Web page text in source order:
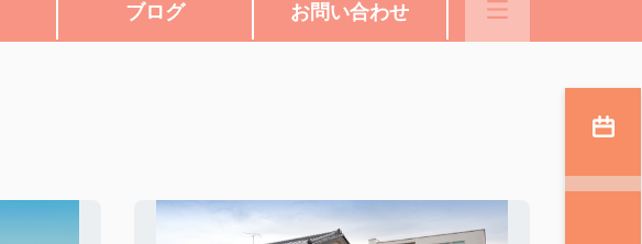
ブログ お問い合わせ